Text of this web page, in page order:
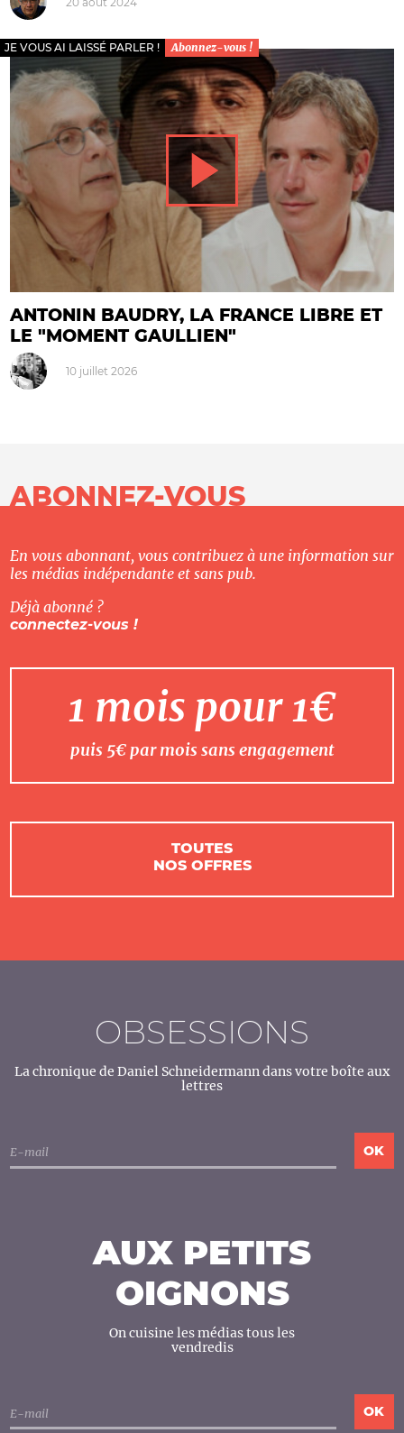
JE VOUS AI LAISSÉ PARLER ! Abonnez-vous !
ANTONIN BAUDRY, LA FRANCE LIBRE ET
LE "MOMENT GAULLIEN"
10 juillet 2026
ABONNEZ-VOUS
En vous abonnant, vous contribuez à une information sur
les médias indépendante et sans pub.
Déjà abonné ?
connectez-vous !
1 mois pour 1€
puis 5€ par mois sans engagement
TOUTES
NOS OFFRES
OBSESSIONS
La chronique de Daniel Schneidermann dans votre boîte aux
lettres
AUX PETITS
OIGNONS
On cuisine les médias tous les
vendredis